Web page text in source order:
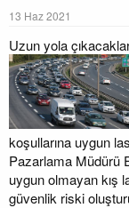
b
a
ş
l
a
t
a
ç
t
a
r
i
h
i
13 Haz 2021
Uzun yola
koşullarına uygun
Pazarlama Müdürü
uygun olmayan kış
güvenlik riski